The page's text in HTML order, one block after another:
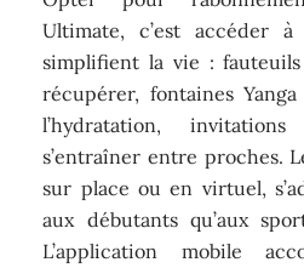
Ultimate, c’est accéder
simplifient la vie :
récupérer, fontaines
l’hydratation,
s’entraîner entre proches.
sur place ou en virtuel,
aux débutants qu’aux
L’application mobile